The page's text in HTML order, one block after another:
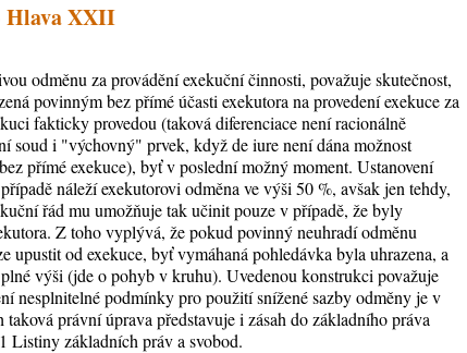
Hlava XXII
odměnu za provádění exekuční činnosti, považuje skutečnost,
povinným bez přímé účasti exekutora na provedení exekuce za
fakticky provedou (taková diferenciace není racionálně
soud i "výchovný" prvek, když de iure není dána možnost
přímé exekuce), byť v poslední možný moment. Ustanovení
náleží exekutorovi odměna ve výši 50 %, avšak jen tehdy,
řád mu umožňuje tak učinit pouze v případě, že byly
Z toho vyplývá, že pokud povinný neuhradí odměnu
upustit od exekuce, byť vymáhaná pohledávka byla uhrazena, a
výši (jde o pohyb v kruhu). Uvedenou konstrukci považuje
nesplnitelné podmínky pro použití snížené sazby odměny je v
právní úprava představuje i zásah do základního práva
Listiny základních práv a svobod.